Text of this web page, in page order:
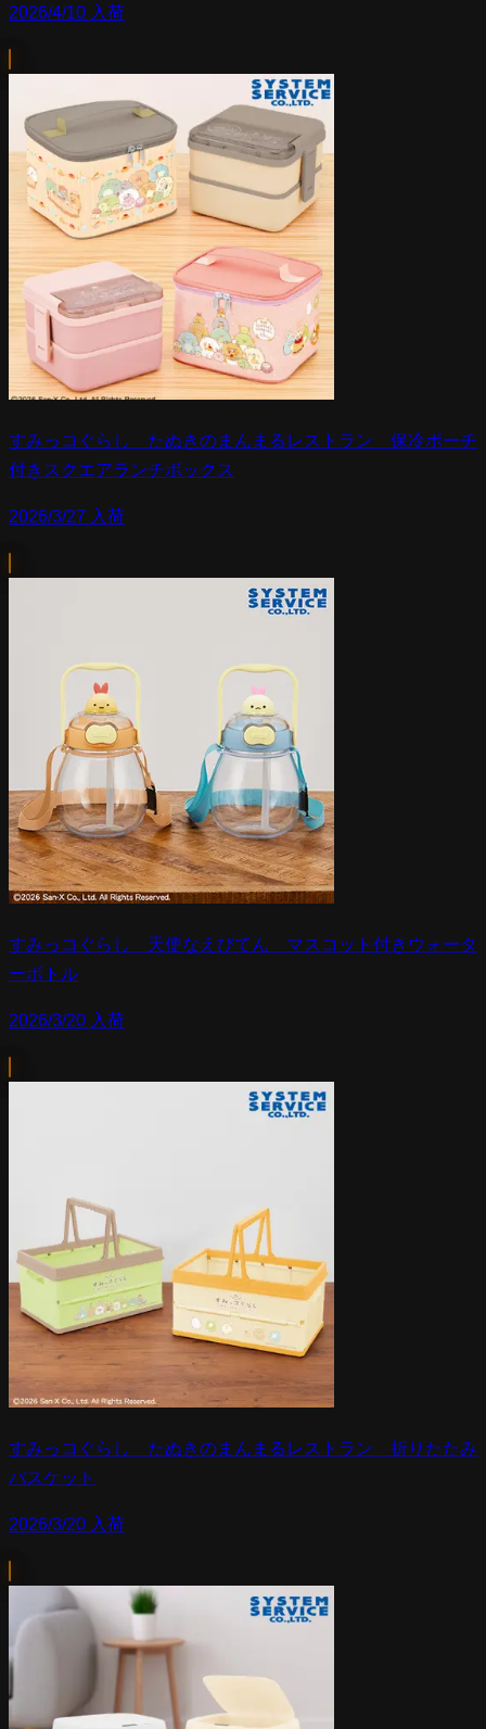
2026/4/10 入荷
すみっコぐらし たぬきのまんまるレストラン 保冷ポーチ
付きスクエアランチボックス
2026/3/27 入荷
すみっコぐらし 天使なえびてん マスコット付きウォータ
ーボトル
2026/3/20 入荷
すみっコぐらし たぬきのまんまるレストラン 折りたたみ
バスケット
2026/3/20 入荷